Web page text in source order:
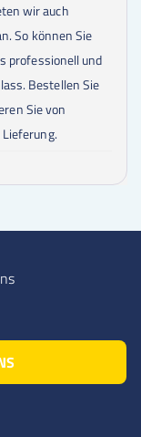
wir auch
So können Sie
professionell und
Bestellen Sie
Sie von